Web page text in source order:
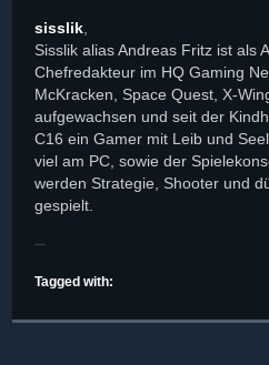
sisslik,
Sisslik alias Andreas Fritz ist als
Chefredakteur im HQ Gaming
McKracken, Space Quest, X-
aufgewachsen und seit der
C16 ein Gamer mit Leib und
viel am PC, sowie der
werden Strategie, Shooter und
gespielt.
Tagged with: